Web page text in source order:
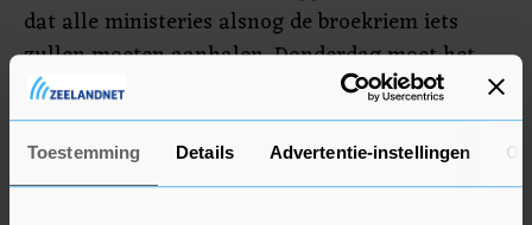
Toestemming Details Advertentie-instellingen
dat alle ministeries alsnog de broekriem iets
zullen moeten aanhalen. Donderdag moet het
hele pakket klaar zijn; uiterlijk 1 september moet
het voor advies naar de Raad van State.